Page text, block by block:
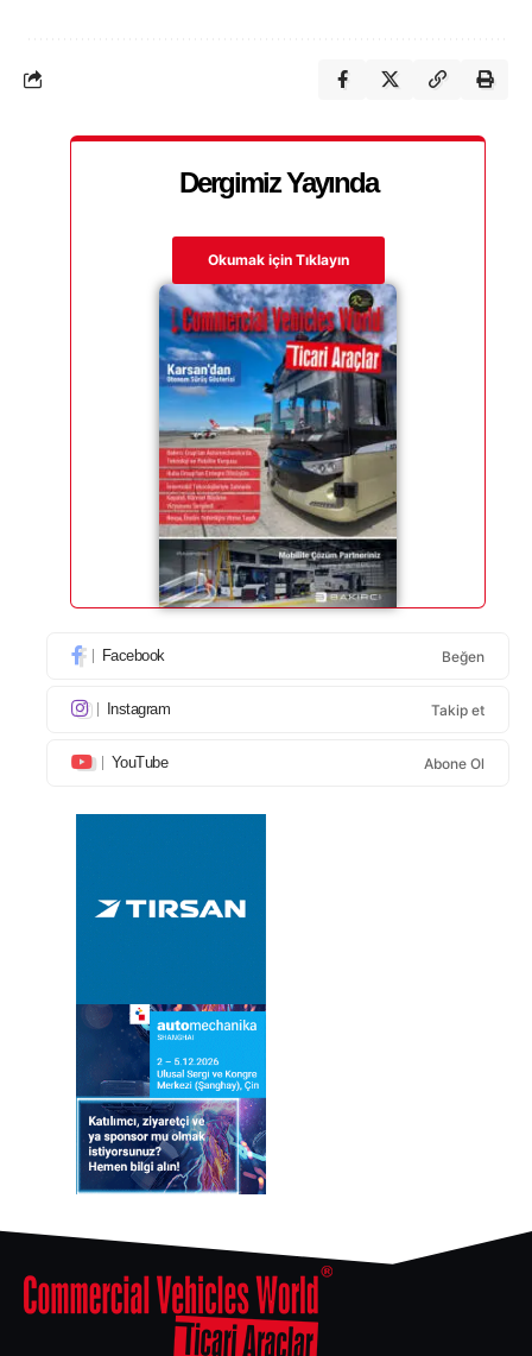
Dergimiz Yayında
Okumak için Tıklayın
Facebook Beğen
Instagram Takip et
YouTube Abone Ol